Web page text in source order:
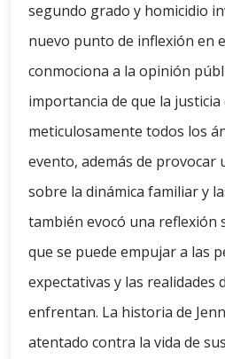
segundo grado y homicidio
nuevo punto de inflexión en
conmociona a la opinión
importancia de que la justicia
meticulosamente todos los
evento, además de
sobre la dinámica familiar y
también evocó una reflexión
que se puede empujar a las
expectativas y las realidades
enfrentan. La historia de
atentado contra la vida de